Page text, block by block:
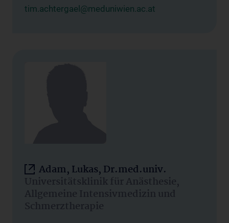
tim.achtergael@meduniwien.ac.at
Adam, Lukas, Dr.med.univ.
Universitätsklinik für Anästhesie,
Allgemeine Intensivmedizin und
Schmerztherapie